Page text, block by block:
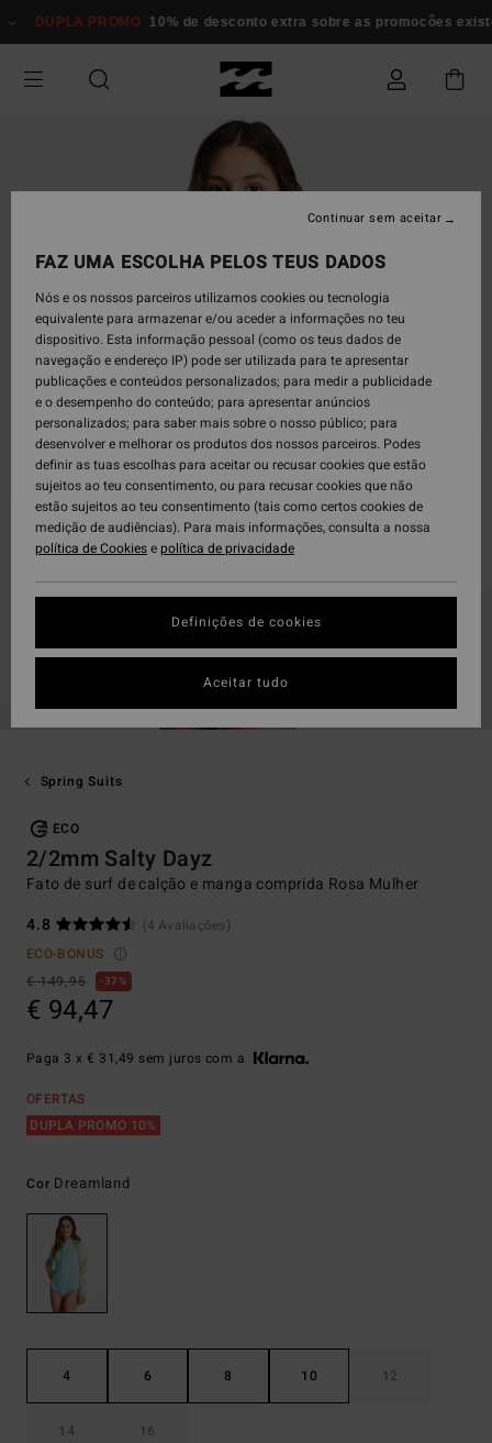
para
informação
DUPLA PROMO 10% de desconto extra sobre as promocôes
Spring Suits
ECO
2/2mm Salty Dayz
Fato de surf de calção e manga comprida Rosa Mulher
4.8
(4 Avaliações)
ECO-BONUS
€ 149,95
37%
€ 94,47
Paga 3 x € 31,49 sem juros com a
OFERTAS
DUPLA PROMO 10%
Cor Dreamland
4 6 8 10 12
14 16
FAZ UMA ESCOLHA PELOS TEUS DADOS
Nós e os nossos parceiros utilizamos cookies ou tecnologia
equivalente para armazenar e/ou aceder a informações no teu
dispositivo. Esta informação pessoal (como os teus dados de
navegação e endereço IP) pode ser utilizada para te apresentar
publicações e conteúdos personalizados; para medir a publicidade
e o desempenho do conteúdo; para apresentar anúncios
personalizados; para saber mais sobre o nosso público; para
desenvolver e melhorar os produtos dos nossos parceiros. Podes
definir as tuas escolhas para aceitar ou recusar cookies que estão
sujeitos ao teu consentimento, ou para recusar cookies que não
estão sujeitos ao teu consentimento (tais como certos cookies de
medição de audiências). Para mais informações, consulta a nossa
política de Cookiesepolítica de privacidade
Definições de cookies
Continuar sem aceitar
Aceitar tudo